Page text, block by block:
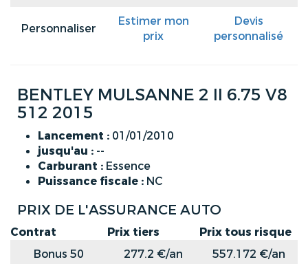
Personnaliser
Estimer mon
prix
Devis
personnalisé
BENTLEY MULSANNE 2 II 6.75 V8
512 2015
Lancement : 01/01/2010
jusqu'au : --
Carburant : Essence
Puissance fiscale : NC
PRIX DE L'ASSURANCE AUTO
Contrat Prix tiers
Prix tous risque
Bonus 50
277.2 €/an
557.172 €/an